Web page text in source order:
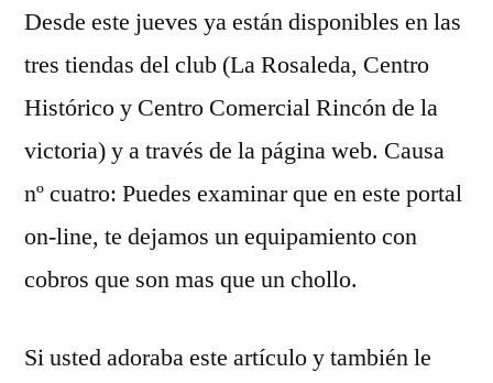
Desde este jueves ya están disponibles en las
tres tiendas del club (La Rosaleda, Centro
Histórico y Centro Comercial Rincón de la
victoria) y a través de la página web. Causa
nº cuatro: Puedes examinar que en este portal
on-line, te dejamos un equipamiento con
cobros que son mas que un chollo.
Si usted adoraba este artículo y también le